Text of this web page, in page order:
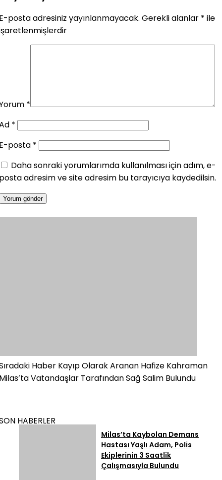
posta adresiniz yayınlanmayacak. Gerekli alanlar * ile
*
*
posta *
Daha sonraki yorumlarımda kullanılması için adım, e-
adresim ve site adresim bu tarayıcıya kaydedilsin.
Haber Kayıp Olarak Aranan Hafize Kahraman
Vatandaşlar Tarafından Sağ Salim Bulundu
HABERLER
Milas’ta Kaybolan Demans
Hastası Yaşlı Adam, Polis
Ekiplerinin 3 Saatlik
Çalışmasıyla Bulundu